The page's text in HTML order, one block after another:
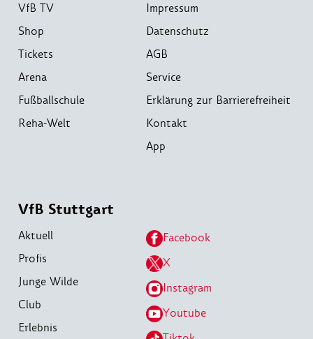
VfB TV
Shop
Tickets
Arena
Fußballschule
Reha-Welt
Impressum
Datenschutz
AGB
Service
Erklärung zur Barrierefreiheit
Kontakt
App
VfB Stuttgart
Aktuell
Profis
Junge Wilde
Club
Erlebnis
Facebook
X
Instagram
Youtube